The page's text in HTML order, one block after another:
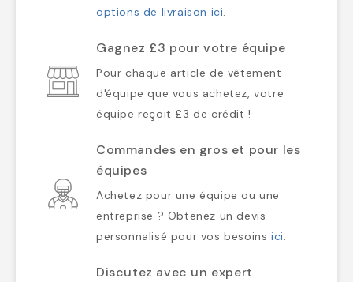
options de livraison ici.
Gagnez £3 pour votre équipe
Pour chaque article de vêtement
d'équipe que vous achetez, votre
équipe reçoit £3 de crédit !
Commandes en gros et pour les
équipes
Achetez pour une équipe ou une
entreprise ? Obtenez un devis
personnalisé pour vos besoinsici.
Discutez avec un expert